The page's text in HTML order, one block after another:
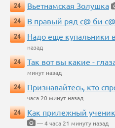
24
Вьетнамская Золушка
24
В правый ряд с@ би
24
Надо еще купальники
назад
24
Так вот вы какие -
минут назад
24
Признавайтесь, кто
часа 20 минут назад
24
Как прилежный
— 4 часа 21 минуту назад